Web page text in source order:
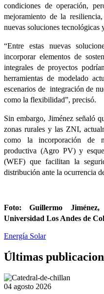
condiciones de operación,
mejoramiento de la
nuevas soluciones tecnológicas
“Entre estas nuevas
incorporar elementos de
integrales de proyectos
herramientas de modelado
escenarios de integración de
como la flexibilidad”, precisó.
Sin embargo, Jiménez señaló
zonas rurales y las ZNI,
como la incorporación de
productiva (Agro PV) y
(WEF) que facilitan la
distribución ante la ocurrencia
Foto: Guillermo
Universidad Los Andes de
Energía Solar
Últimas
04 agosto 2026